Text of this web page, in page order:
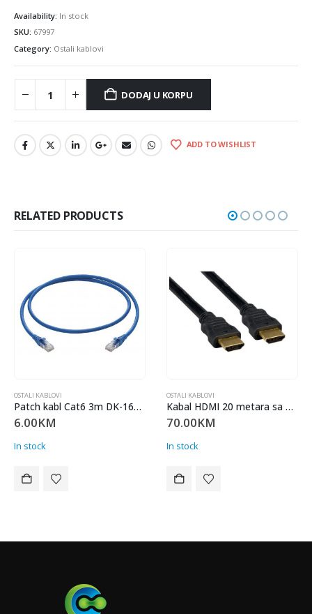
Availability: In stock
SKU: 67997
Category: Ostali kablovi
DODAJ U KORPU
ADD TO WISHLIST
RELATED PRODUCTS
OSTALI KABLOVI
Patch kabl Cat6 3m DK-1617-030
6.00KM
In stock
OSTALI KABLOVI
Kabal HDMI 20 metara sa Feritom
70.00KM
In stock